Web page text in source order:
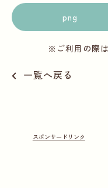
png
※ご利用の際は
一覧へ戻る